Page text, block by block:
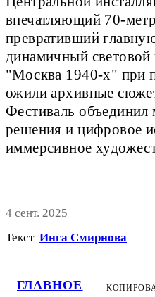
ГЛАВНОЕ
впечатляющий 70-
превративший
динамичный
"Москва 1940-х" при
ожили архивные
Фестиваль объединил
решения и цифровое
иммерсивное
4 сент. 2025
Текст Инга Смирнова